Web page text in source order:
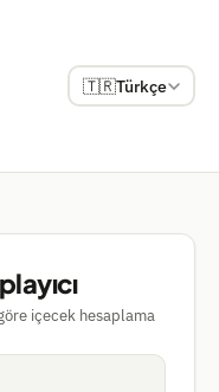
🇹🇷Türkçe
içecek hesaplama